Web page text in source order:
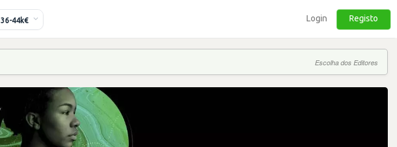
36-44k€ Login Registo
Escolha dos Editores